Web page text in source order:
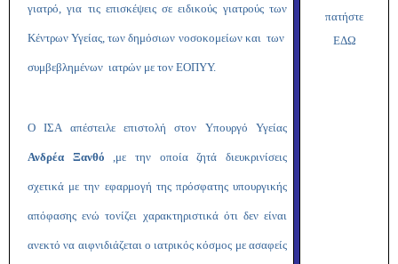
γιατρό, για τις επισκέψεις σε ειδικούς γιατρούς των
Κέντρων Υγείας, των δημόσιων νοσοκομείων και των
συμβεβλημένων ιατρών με τον ΕΟΠΥΥ.
Ο ΙΣΑ απέστειλε επιστολή στον Υπουργό Υγείας
Ανδρέα Ξανθό ,με την οποία ζητά διευκρινίσεις
σχετικά με την εφαρμογή της πρόσφατης υπουργικής
απόφασης ενώ τονίζει χαρακτηριστικά ότι δεν είναι
ανεκτό να αιφνιδιάζεται ο ιατρικός κόσμος με ασαφείς
πατήστε
ΕΔΩ